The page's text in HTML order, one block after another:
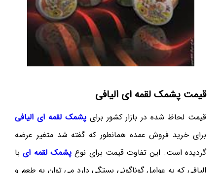
قیمت پشمک لقمه ای الیافی
قیمت لحاظ شده در بازار کشور برایپشمک لقمه ای الیافی
برای خرید فروش عمده همانطور که گفته شد متغیر عرضه
گردیده است. این تفاوت قیمت برای نوعپشمک لقمه ایبا
الیافی که به عوامل گوناگونی بستگی دارد می توان به طعم و